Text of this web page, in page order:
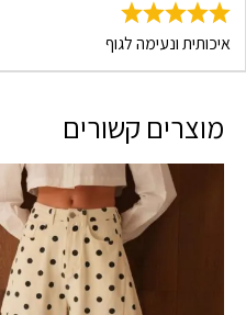
איכותית ונעימה לגוף
מוצרים קשורים